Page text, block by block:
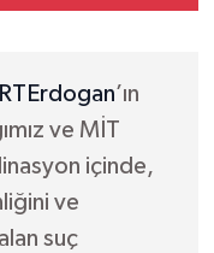
’ın
ve MİT
içinde,
ve
suç